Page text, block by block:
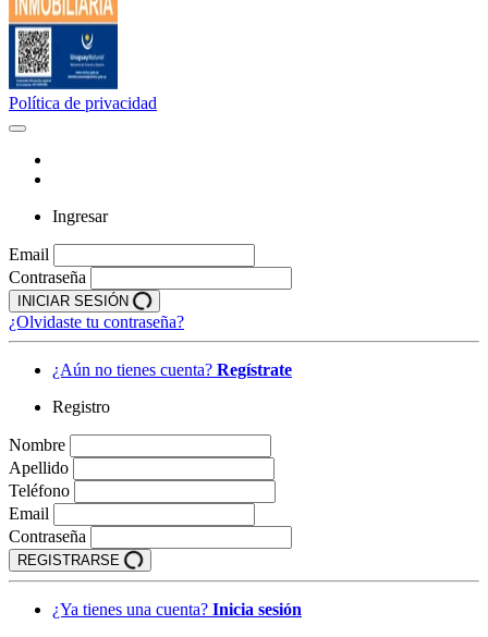
Política de privacidad
Ingresar
Email
Contraseña
INICIAR SESIÓN
¿Olvidaste tu contraseña?
¿Aún no tienes cuenta? Regístrate
Registro
Nombre
Apellido
Teléfono
Email
Contraseña
REGISTRARSE
¿Ya tienes una cuenta? Inicia sesión